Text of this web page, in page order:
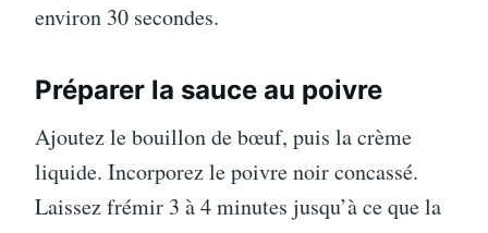
environ 30 secondes.
Préparer la sauce au poivre
Ajoutez le bouillon de bœuf, puis la crème
liquide. Incorporez le poivre noir concassé.
Laissez frémir 3 à 4 minutes jusqu’à ce que la